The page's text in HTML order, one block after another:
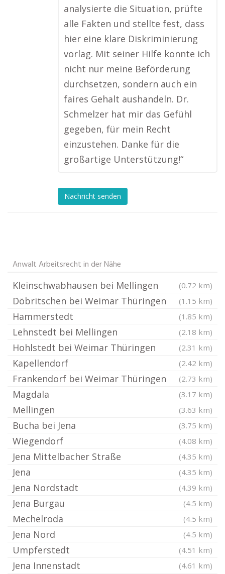
analysierte die Situation, prüfte
alle Fakten und stellte fest, dass
hier eine klare Diskriminierung
vorlag. Mit seiner Hilfe konnte ich
nicht nur meine Beförderung
durchsetzen, sondern auch ein
faires Gehalt aushandeln. Dr.
Schmelzer hat mir das Gefühl
gegeben, für mein Recht
einzustehen. Danke für die
großartige Unterstützung!“
Nachricht senden
Anwalt Arbeitsrecht in der Nähe
Kleinschwabhausen bei Mellingen (0.72 km)
Döbritschen bei Weimar Thüringen (1.15 km)
Hammerstedt (1.85 km)
Lehnstedt bei Mellingen (2.18 km)
Hohlstedt bei Weimar Thüringen (2.31 km)
Kapellendorf (2.42 km)
Frankendorf bei Weimar Thüringen (2.73 km)
Magdala (3.17 km)
Mellingen (3.63 km)
Bucha bei Jena (3.75 km)
Wiegendorf (4.08 km)
Jena Mittelbacher Straße (4.35 km)
Jena (4.35 km)
Jena Nordstadt (4.39 km)
Jena Burgau (4.5 km)
Mechelroda (4.5 km)
Jena Nord (4.5 km)
Umpferstedt (4.51 km)
Jena Innenstadt (4.61 km)